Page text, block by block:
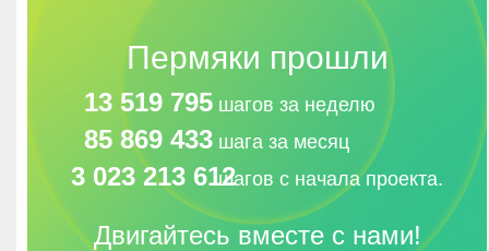
Пермяки прошли
13 519 795 шагов за неделю
85 869 433 шага за месяц
3 023 213 612шагов с начала проекта.
Двигайтесь вместе с нами!